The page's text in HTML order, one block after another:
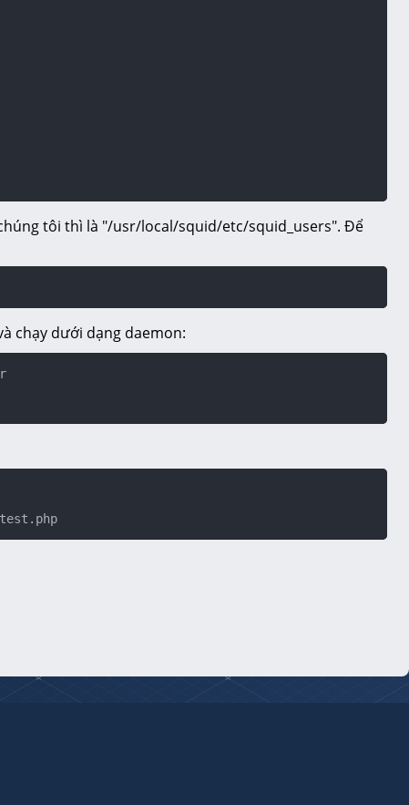
tôi thì là "/usr/local/squid/etc/squid_users". Để
chạy dưới dạng daemon: